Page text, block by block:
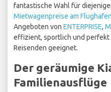
fantastische Wahl für
Mietwagenpreise am
Angeboten von ENTERPRISE,
effizient, sportlich und
Reisenden geeignet.
Der geräumige
Familienausflüge